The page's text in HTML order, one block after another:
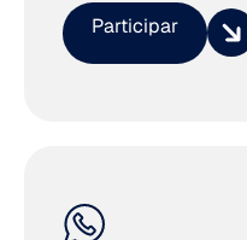
Participar